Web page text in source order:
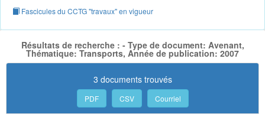
Fascicules du CCTG "travaux" en vigueur
Résultats de recherche : - Type de document: Avenant,
Thématique: Transports, Année de publication: 2007
3 documents trouvés
PDF CSV Courriel